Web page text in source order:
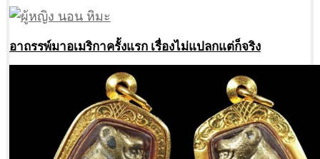
อาถรรพ์มาอเมริกาครั้งแรก เรื่องไม่แปลกแต่ก็จริง